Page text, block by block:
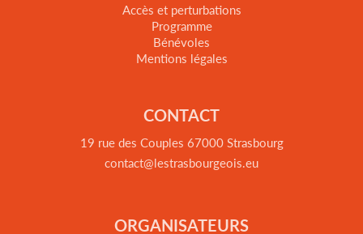
Accès et perturbations
Programme
Bénévoles
Mentions légales
CONTACT
19 rue des Couples 67000 Strasbourg
contact@lestrasbourgeois.eu
ORGANISATEURS